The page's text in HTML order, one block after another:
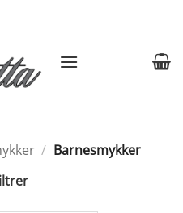
/ Barnesmykker